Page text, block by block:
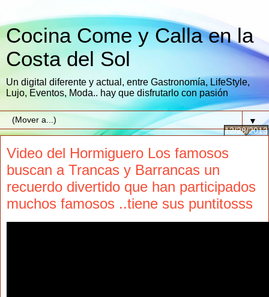
Cocina Come y Calla en la
Costa del Sol
Un digital diferente y actual, entre Gastronomía, LifeStyle,
Lujo, Eventos, Moda.. hay que disfrutarlo con pasión
▼
12/28/2013
Video del Hormiguero Los famosos
buscan a Trancas y Barrancas un
recuerdo divertido que han participados
muchos famosos ..tiene sus puntitosss